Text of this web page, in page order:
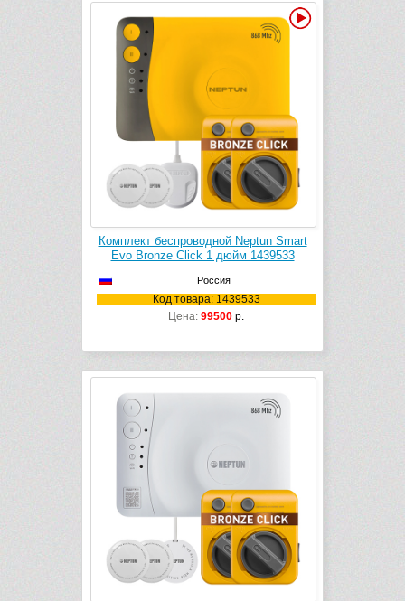
Комплект беспроводной Neptun Smart
Evo Bronze Click 1 дюйм 1439533
Россия
Код товара: 1439533
Цена: 99500 р.